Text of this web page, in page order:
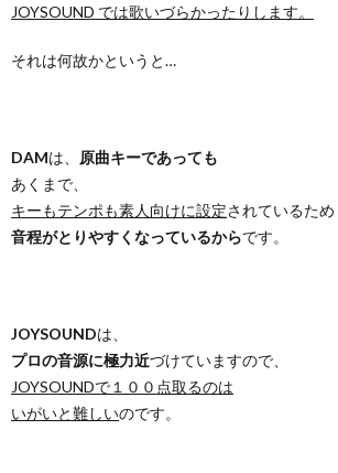
JOYSOUND では歌いづらかったりします。
それは何故かというと…
DAMは、 原曲キーであっても
あくまで、
キーもテンポも素人向けに設定されているため
音程がとりやすくなっているからです。
JOYSOUNDは、
プロの音源に極力近づけていますので、
JOYSOUNDで１００点取るのは
いがいと難しいのです。